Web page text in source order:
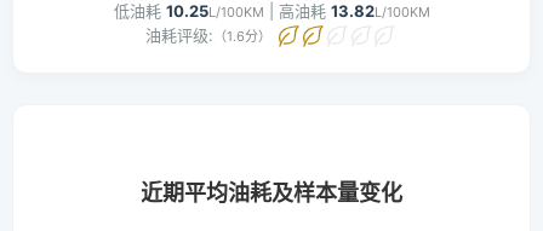
低油耗 10.25L/100KM | 高油耗 13.82L/100KM
油耗评级: （1.6分）